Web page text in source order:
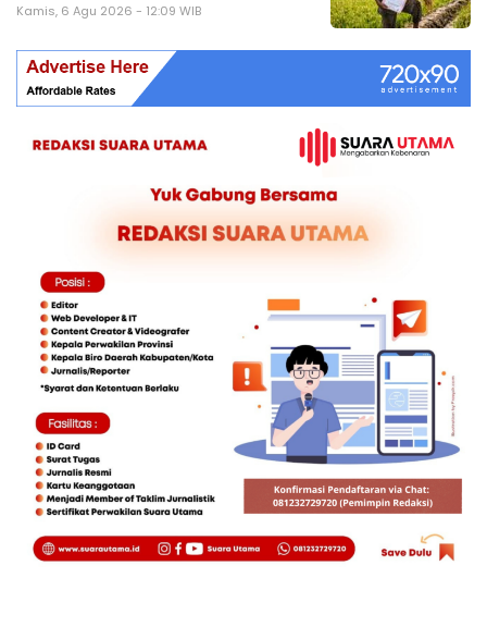
Kamis, 6 Agu 2026 - 12:09 WIB